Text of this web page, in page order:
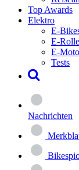
Top Awards
Elektro
E-
E-
E-
Tests
Nachrichten